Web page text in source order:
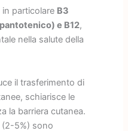
particolare B3
e B12,
nella salute della
il trasferimento di
schiarisce le
la barriera cutanea.
5%) sono